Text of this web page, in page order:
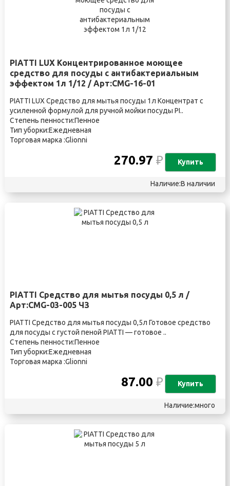
PIATTI LUX Концентрированное моющее
средство для посуды с антибактериальным
эффектом 1л 1/12 / Арт:CMG-16-01
PIATTI LUX Средство для мытья посуды 1л Концентрат с
усиленной формулой для ручной мойки посуды PI..
Степень пенности:Пенное
Тип уборки:Ежедневная
Торговая марка :Glionni
270.97₽ Купить
Наличие:В наличии
PIATTI Средство для мытья посуды 0,5 л /
Арт:CMG-03-005 ЧЗ
PIATTI Средство для мытья посуды 0,5л Готовое средство
для посуды с густой пеной PIATTI — готовое ..
Степень пенности:Пенное
Тип уборки:Ежедневная
Торговая марка :Glionni
87.00₽ Купить
Наличие:много